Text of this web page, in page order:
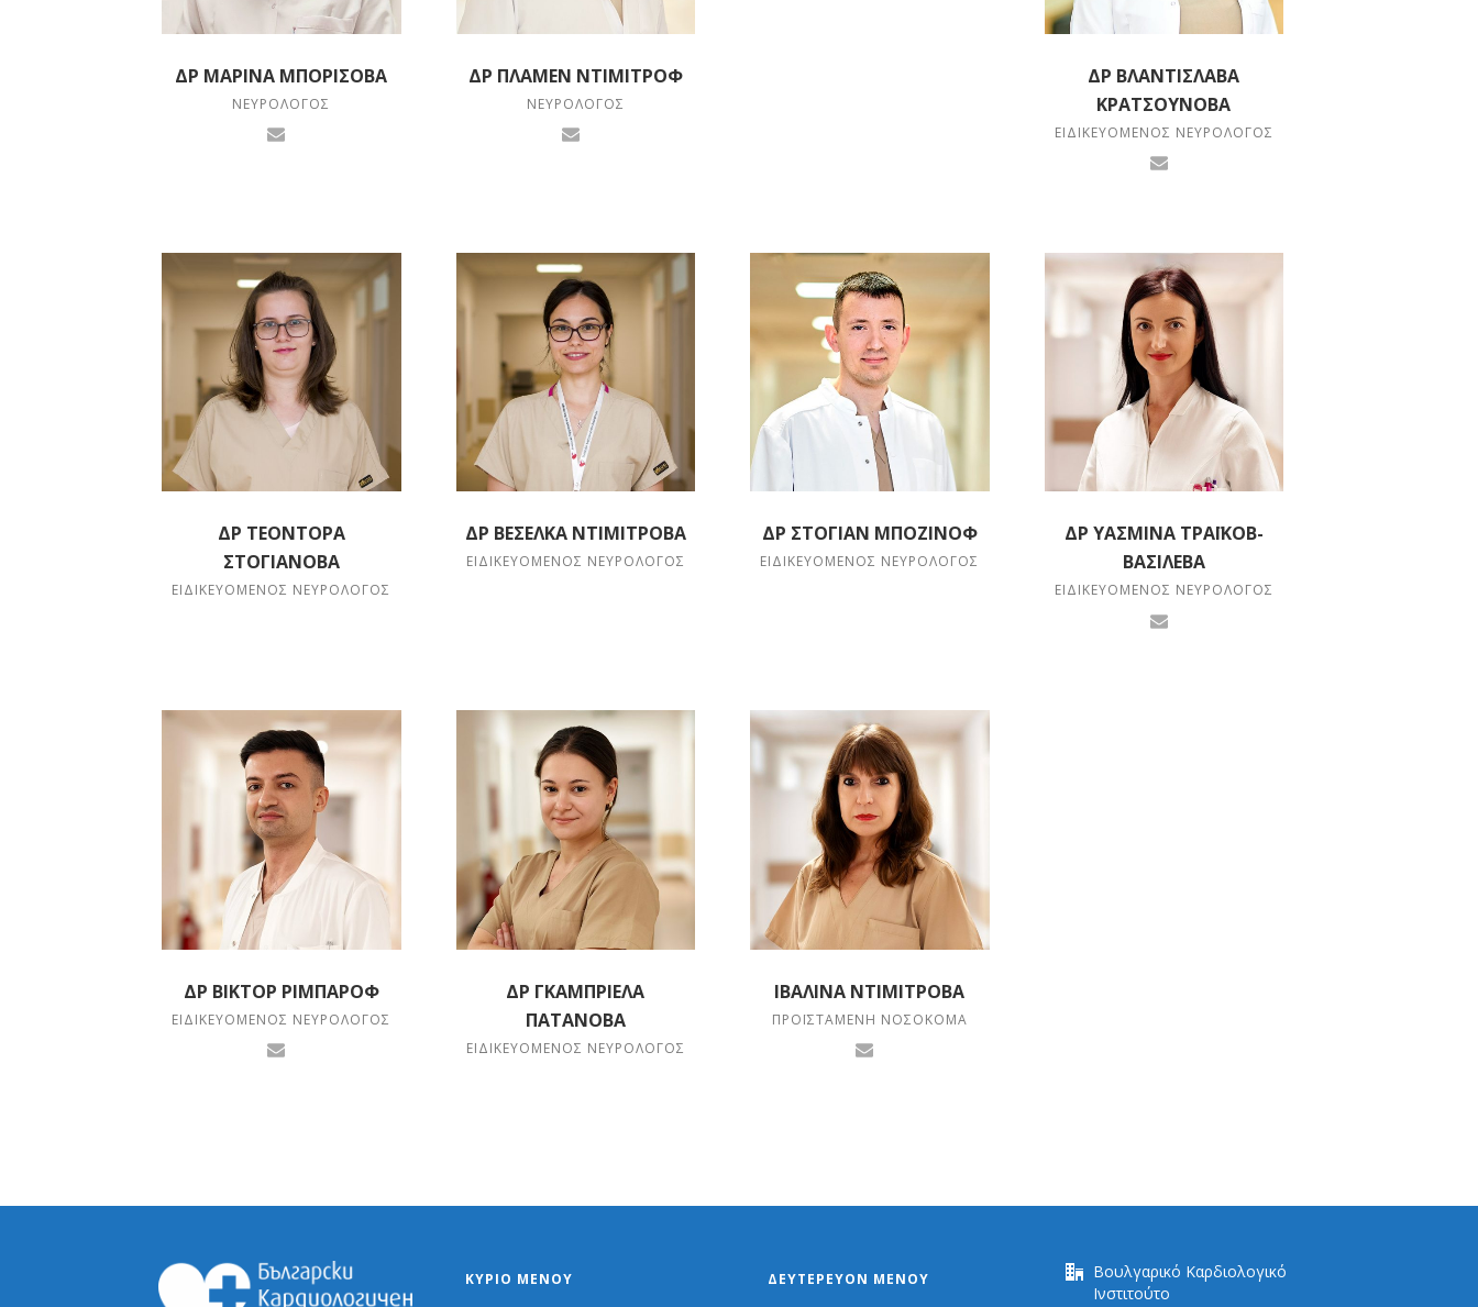
ΔΡ ΜΑΡΊΝΑ ΜΠΟΡΊΣΟΒΑ
ΝΕΥΡΟΛΌΓΟΣ
ΔΡ ΠΛΆΜΕΝ ΝΤΙΜΙΤΡΌΦ
ΝΕΥΡΟΛΌΓΟΣ
ΔΡ ΒΛΑΝΤΙΣΛΆΒΑ
ΚΡΑΤΣΟΥΝΌΒΑ
ΕΙΔΙΚΕΥΌΜΕΝΟΣ ΝΕΥΡΟΛΌΓΟΣ
ΔΡ ΤΕΟΝΤΌΡΑ
ΣΤΟΓΙΆΝΟΒΑ
ΕΙΔΙΚΕΥΌΜΕΝΟΣ ΝΕΥΡΟΛΌΓΟΣ
ΔΡ ΒΈΣΕΛΚΑ ΝΤΙΜΙΤΡΌΒΑ
ΕΙΔΙΚΕΥΌΜΕΝΟΣ ΝΕΥΡΟΛΌΓΟΣ
ΔΡ ΣΤΌΓΙΑΝ ΜΠΟΖΊΝΟΦ
ΕΙΔΙΚΕΥΌΜΕΝΟΣ ΝΕΥΡΟΛΌΓΟΣ
ΔΡ ΥΑΣΜΊΝΑ ΤΡΑΪΚΌΒ-
ΒΑΣΊΛΕΒΑ
ΕΙΔΙΚΕΥΌΜΕΝΟΣ ΝΕΥΡΟΛΌΓΟΣ
ΔΡ ΒΊΚΤΟΡ ΡΙΜΠΆΡΟΦ
ΕΙΔΙΚΕΥΌΜΕΝΟΣ ΝΕΥΡΟΛΌΓΟΣ
ΔΡ ΓΚΑΜΠΡΙΈΛΑ
ΠΑΤΆΝΟΒΑ
ΕΙΔΙΚΕΥΌΜΕΝΟΣ ΝΕΥΡΟΛΌΓΟΣ
ΙΒΑΛΊΝΑ ΝΤΙΜΊΤΡΟΒΑ
ΠΡΟΪΣΤΑΜΈΝΗ ΝΟΣΟΚΌΜΑ
ΚΎΡΙΟ ΜΕΝΟΎ ΔΕΥΤΕΡΕΎΟΝ ΜΕΝΟΎ
Βουλγαρικό Καρδιολογικό
Ινστιτούτο